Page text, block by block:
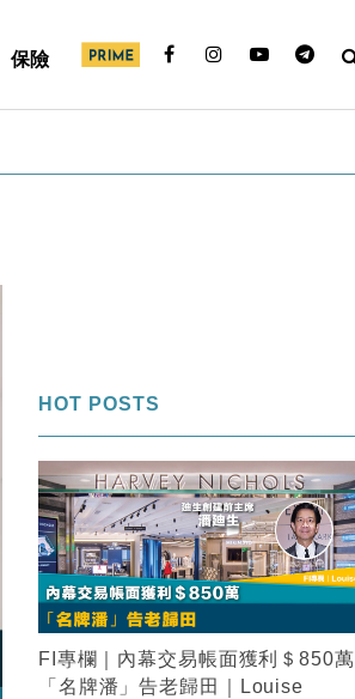
保險
HOT POSTS
FI專欄｜內幕交易帳面獲利＄850萬
「名牌潘」告老歸田｜Louise